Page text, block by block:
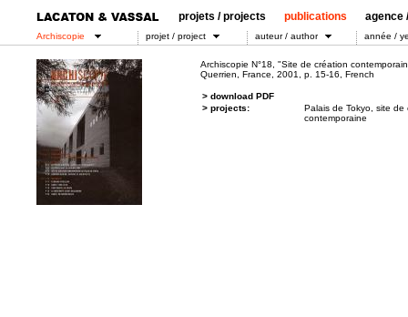
projets / projects publications agence
Archiscopie projet / project auteur / author année /
Archiscopie N°18, "Site de création
Querrien, France, 2001, p. 15-16, French
> download PDF
> projects:
Palais de Tokyo, site de
contemporaine